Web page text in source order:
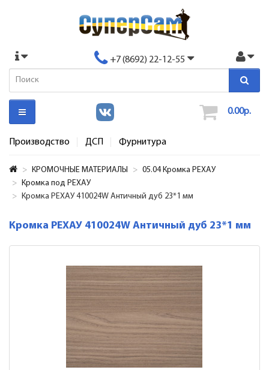
+7 (8692) 22-12-55
0.00р.
Производство ДСП Фурнитура
КРОМОЧНЫЕ МАТЕРИАЛЫ
05.04 Кромка РЕХАУ
Кромка под РЕХАУ
Кромка РЕХАУ 410024W Античный дуб 23*1 мм
Кромка РЕХАУ 410024W Античный дуб 23*1 мм